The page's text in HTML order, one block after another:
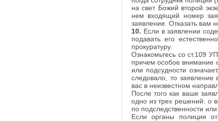
на свет Божий второй
нем входящий номер
заявление. Отказать вам
10. Если в заявлении
подавать его
прокуратуру.
Ознакомьтесь со ст.109
причем особое внимание
или подсудности
следовало, то
вас в неизвестном
После того как ваше
одно из трех решений: о
по подследственности
Если органы полиции